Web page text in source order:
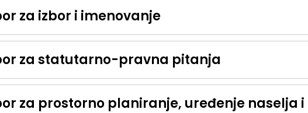
za izbor i imenovanje
za statutarno-pravna pitanja
za prostorno planiranje, uređenje naselja i